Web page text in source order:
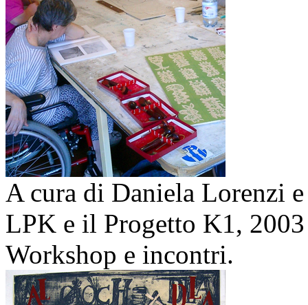
A cura di Daniela Lorenzi
LPK e il Progetto K1, 2003
Workshop e incontri.